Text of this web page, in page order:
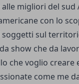
migliori del sud
con lo
sul
show che da
che voglio creare
come me